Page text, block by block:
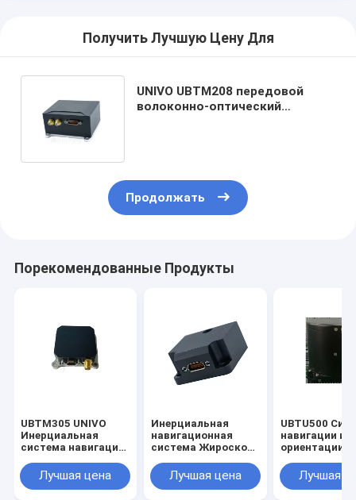
Получить Лучшую Цену Для
UNIVO UBTM208 передовой
волоконно-оптический
Продолжать
Порекомендованные Продукты
UBTM305 UNIVO
Инерциальная
система навигации
и оптическими
волоконными
Лучшая цена
Инерциальная
навигационная
система Жироскоп
оптический датчик
Стабильное
Лучшая цена
UBTU500
навигации и
ориентации с
гироскопом
Лучшая